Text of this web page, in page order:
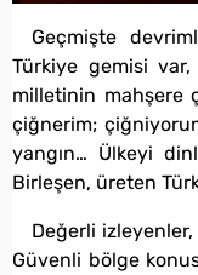
Geçmişte
Türkiye gemisi
milletinin mahşere
çiğnerim;
yangın… Ülkeyi
Birleşen, üreten
Değerli izleyenler,
Güvenli bölge